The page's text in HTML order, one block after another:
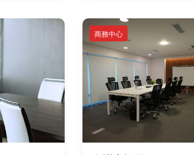
商務中心